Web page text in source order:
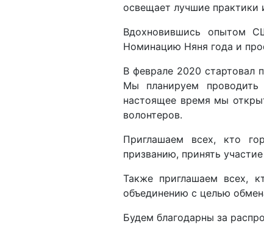
освещает лучшие практики
Вдохновившись опытом
Номинацию Няня года и
В феврале 2020 стартовал
Мы планируем
настоящее время мы
волонтеров.
Приглашаем всех, кто
призванию, принять
Также приглашаем всех,
объединению с целью
Будем благодарны за